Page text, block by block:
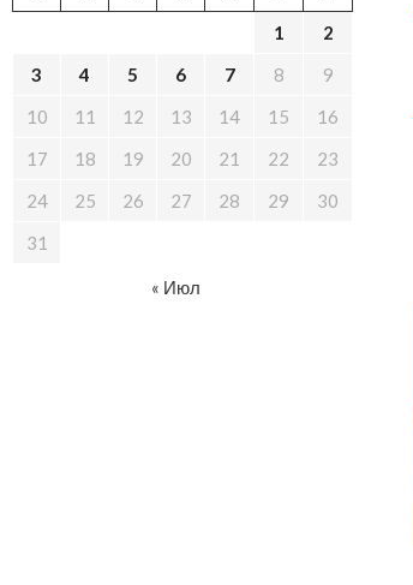
1
2
3
4 5 6 7 8
9
10
11 12 13 14 15
16
17
18 19 20 21 22
23
24
25 26 27 28 29
30
31
« Июл